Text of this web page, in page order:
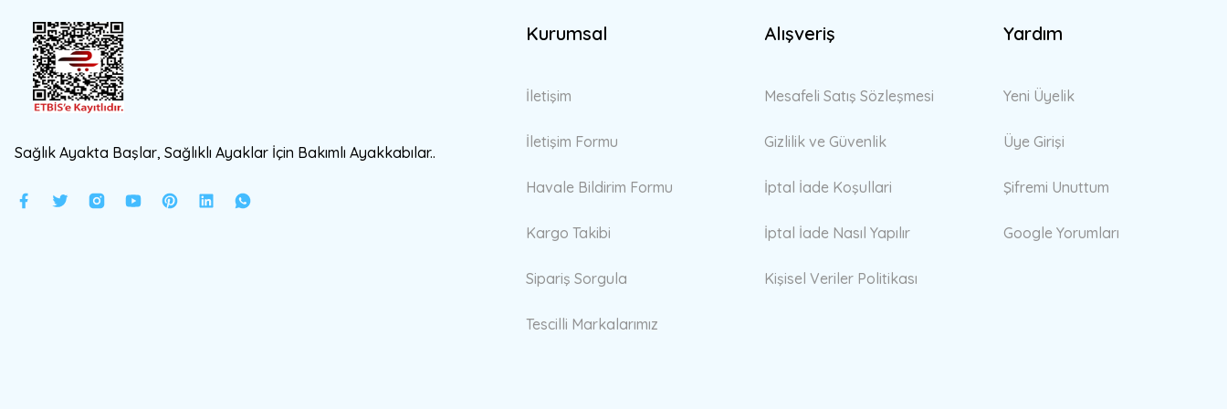
Sağlık Ayakta Başlar, Sağlıklı Ayaklar İçin Bakımlı Ayakkabılar..
Kurumsal
İletişim
İletişim Formu
Havale Bildirim Formu
Kargo Takibi
Sipariş Sorgula
Tescilli Markalarımız
Alışveriş
Mesafeli Satış Sözleşmesi
Gizlilik ve Güvenlik
İptal İade Koşullari
İptal İade Nasıl Yapılır
Kişisel Veriler Politikası
Yardım
Yeni Üyelik
Üye Girişi
Şifremi Unuttum
Google Yorumları